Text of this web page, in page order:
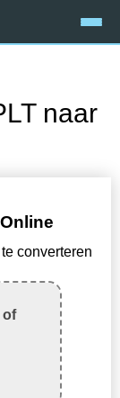
naar
converteren
of